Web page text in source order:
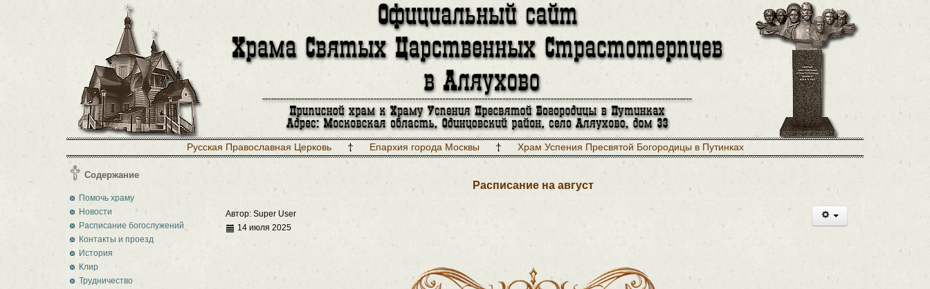
Русская Православная Церковь Епархия города Москвы Храм Успения Пресвятой Богородицы в Путинках
Содержание
Помочь храму
Новости
Расписание богослужений
Контакты и проезд
История
Клир
Трудничество
Расписание на август
Автор: Super User
14 июля 2025